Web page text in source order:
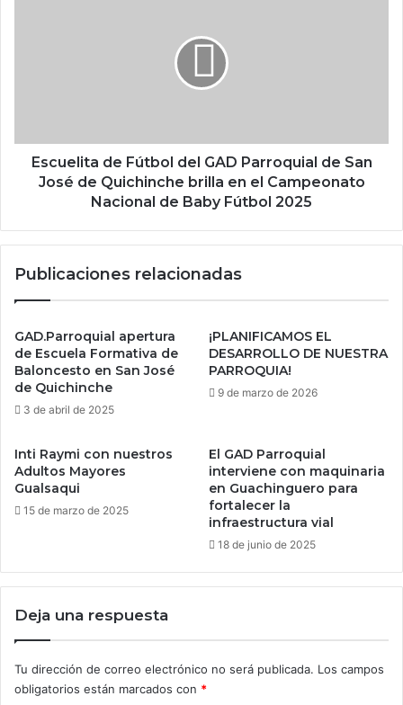
Escuelita de Fútbol del GAD Parroquial de San
José de Quichinche brilla en el Campeonato
Nacional de Baby Fútbol 2025
Publicaciones relacionadas
GAD.Parroquial apertura
de Escuela Formativa de
Baloncesto en San José
de Quichinche
3 de abril de 2025
¡PLANIFICAMOS EL
DESARROLLO DE NUESTRA
PARROQUIA!
9 de marzo de 2026
Inti Raymi con nuestros
Adultos Mayores
Gualsaqui
15 de marzo de 2025
El GAD Parroquial
interviene con maquinaria
en Guachinguero para
fortalecer la
infraestructura vial
18 de junio de 2025
Deja una respuesta
Tu dirección de correo electrónico no será publicada. Los campos
obligatorios están marcados con *